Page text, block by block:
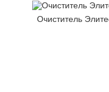
Очиститель